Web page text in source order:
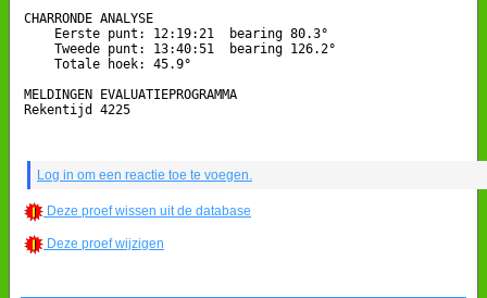
CHARRONDE ANALYSE
    Eerste punt: 12:19:21  bearing 80.3°
    Tweede punt: 13:40:51  bearing 126.2°
    Totale hoek: 45.9°
MELDINGEN EVALUATIEPROGRAMMA
Rekentijd 4225
Log in om een reactie toe te voegen.
Deze proef wissen uit de database
Deze proef wijzigen